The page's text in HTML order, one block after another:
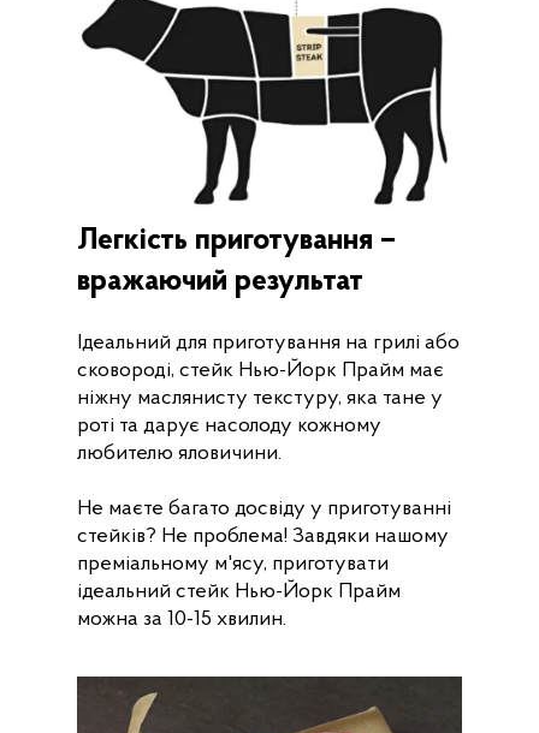
Легкість приготування –
вражаючий результат
Ідеальний для приготування на грилі або
сковороді, стейк Нью-Йорк Прайм має
ніжну маслянисту текстуру, яка тане у
роті та дарує насолоду кожному
любителю яловичини.
Не маєте багато досвіду у приготуванні
стейків? Не проблема! Завдяки нашому
преміальному м'ясу, приготувати
ідеальний стейк Нью-Йорк Прайм
можна за 10-15 хвилин.